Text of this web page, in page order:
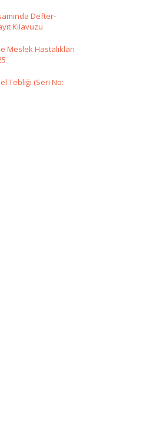
Defter-
Kılavuzu
Meslek Hastalıkları
Tebliği (Seri No: